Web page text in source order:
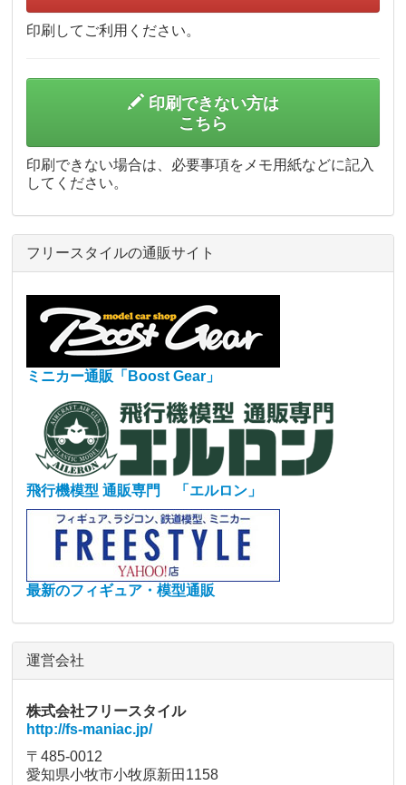
印刷してご利用ください。
印刷できない方は
こちら
印刷できない場合は、必要事項をメモ用紙などに記入
してください。
フリースタイルの通販サイト
ミニカー通販「Boost Gear」
飛行機模型 通販専門 「エルロン」
最新のフィギュア・模型通販
運営会社
株式会社フリースタイル
http://fs-maniac.jp/
〒485-0012
愛知県小牧市小牧原新田1158